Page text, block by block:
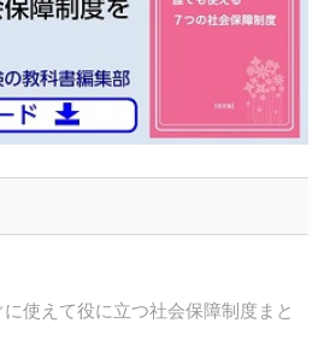
使えて役に立つ社会保障制度まと